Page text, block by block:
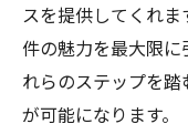
スを提供してくれ
件の魅力を最大限に
れらのステップを
が可能になります。